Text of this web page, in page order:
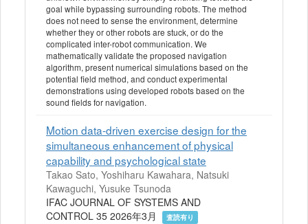
goal while bypassing surrounding robots. The method
does not need to sense the environment, determine
whether they or other robots are stuck, or do the
complicated inter-robot communication. We
mathematically validate the proposed navigation
algorithm, present numerical simulations based on the
potential field method, and conduct experimental
demonstrations using developed robots based on the
sound fields for navigation.
Motion data-driven exercise design for the
simultaneous enhancement of physical
capability and psychological state
Takao Sato, Yoshiharu Kawahara, Natsuki
Kawaguchi, Yusuke Tsunoda
IFAC JOURNAL OF SYSTEMS AND
CONTROL 35 2026年3月
査読有り